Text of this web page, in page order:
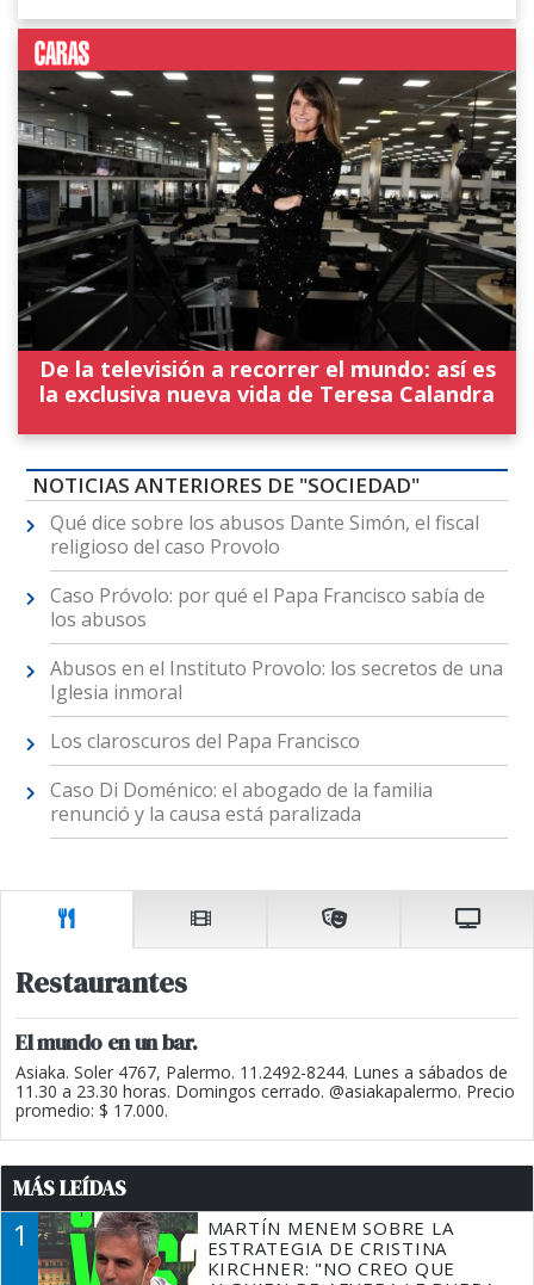
De la televisión a recorrer el mundo: así es
la exclusiva nueva vida de Teresa Calandra
NOTICIAS ANTERIORES DE "SOCIEDAD"
Qué dice sobre los abusos Dante Simón, el fiscal
religioso del caso Provolo
Caso Próvolo: por qué el Papa Francisco sabía de
los abusos
Abusos en el Instituto Provolo: los secretos de una
Iglesia inmoral
Los claroscuros del Papa Francisco
Caso Di Doménico: el abogado de la familia
renunció y la causa está paralizada
Restaurantes
El mundo en un bar.
Asiaka. Soler 4767, Palermo. 11.2492-8244. Lunes a sábados de
11.30 a 23.30 horas. Domingos cerrado. @asiakapalermo. Precio
promedio: $ 17.000.
MÁS LEÍDAS
1
MARTÍN MENEM SOBRE LA
ESTRATEGIA DE CRISTINA
KIRCHNER: "NO CREO QUE